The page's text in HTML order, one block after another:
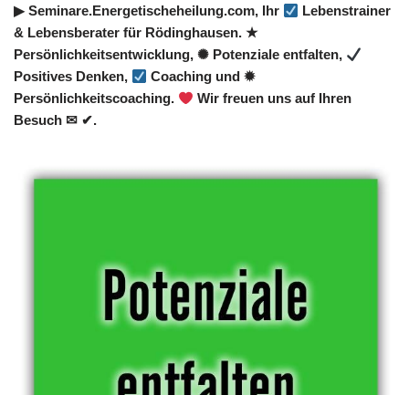
▶︎ Seminare.Energetischeheilung.com, Ihr
Lebenstrainer
& Lebensberater für Rödinghausen. ★
Persönlichkeitsentwicklung, ✺ Potenziale entfalten,
Positives Denken,
Coaching und ✹
Persönlichkeitscoaching.
Wir freuen uns auf Ihren
Besuch ✉ ✔.